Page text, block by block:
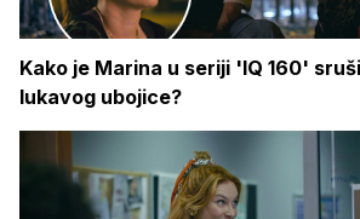
Kako je Marina u seriji 'IQ 160'
lukavog ubojice?